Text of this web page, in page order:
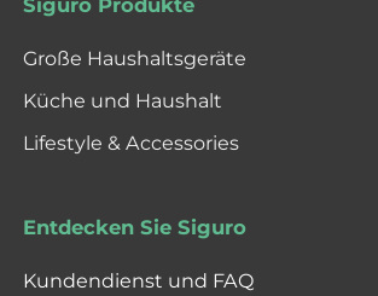
Große Haushaltsgeräte
Küche und Haushalt
Lifestyle & Accessories
Entdecken Sie Siguro
Kundendienst und FAQ